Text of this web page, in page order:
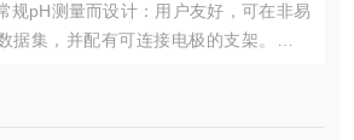
规pH测量而设计：用户友好，可在非易
据集，并配有可连接电极的支架。高效